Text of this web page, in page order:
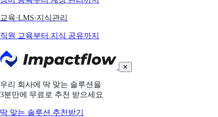
교육·LMS·지식관리
직원 교육부터 지식 공유까지
✕
우리 회사에 딱 맞는 솔루션을
3분만에 무료로 추천 받으세요
딱 맞는 솔루션 추천받기